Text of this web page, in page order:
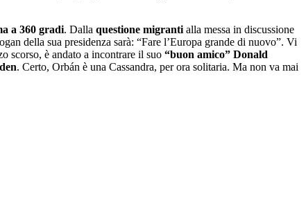
a 360 gradi. Dalla questione migranti alla messa in discussione
della sua presidenza sarà: “Fare l’Europa grande di nuovo”. Vi
scorso, è andato a incontrare il suo “buon amico” Donald
. Certo, Orbán è una Cassandra, per ora solitaria. Ma non va mai